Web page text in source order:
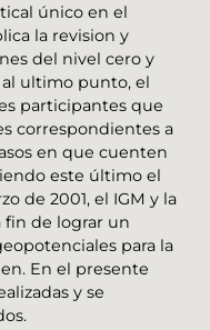
único en el
la revision y
del nivel cero y
al ultimo punto, el
participantes que
correspondientes a
en que cuenten
este último el
de 2001, el IGM y la
fin de lograr un
para la
En el presente
y se